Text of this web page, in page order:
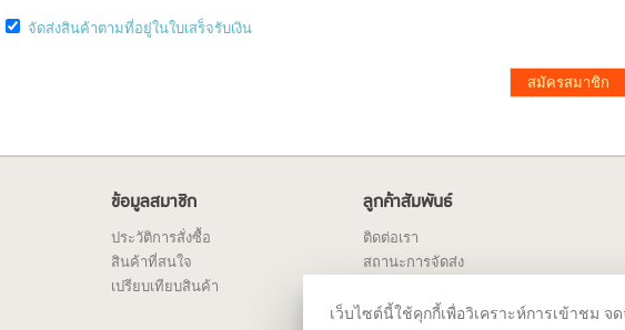
จัดส่งสินค้าตามที่อยู่ในใบเสร็จรับเงิน
สมัครสมาชิก
ข้อมูลสมาชิก
ประวัติการสั่งซื้อ
สินค้าที่สนใจ
เปรียบเทียบสินค้า
ลูกค้าสัมพันธ์
ติดต่อเรา
สถานะการจัดส่ง
เว็บไซต์นี้ใช้คุกกี้เพื่อวิเคราะห์การเข้าชม